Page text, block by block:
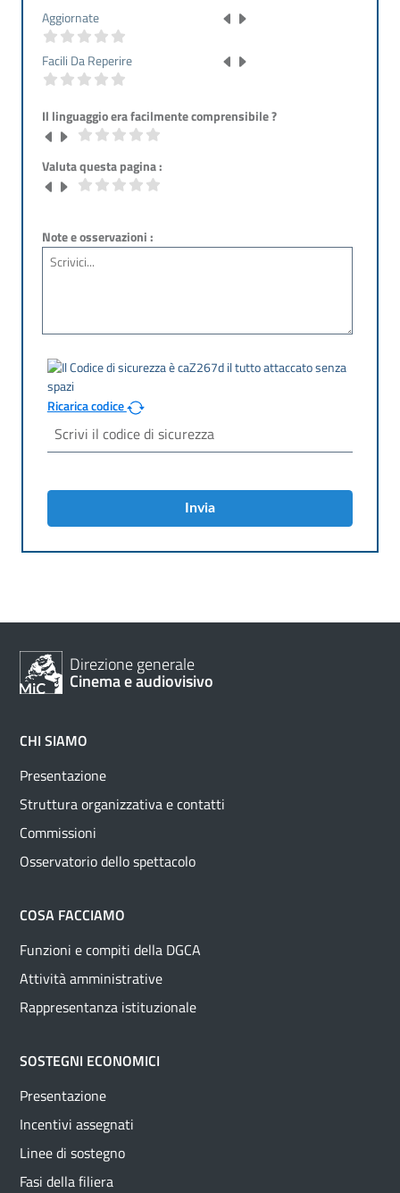
Aggiornate
Facili Da Reperire
Il linguaggio era facilmente comprensibile ?
Valuta questa pagina :
Note e osservazioni :
Ricarica codice
Invia
Direzione generale
Cinema e audiovisivo
CHI SIAMO
Presentazione
Struttura organizzativa e contatti
Commissioni
Osservatorio dello spettacolo
COSA FACCIAMO
Funzioni e compiti della DGCA
Attività amministrative
Rappresentanza istituzionale
SOSTEGNI ECONOMICI
Presentazione
Incentivi assegnati
Linee di sostegno
Fasi della filiera